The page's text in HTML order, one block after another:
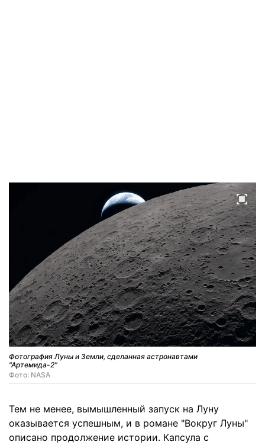
Фотография Луны и Земли, сделанная астронавтами
"Артемида-2"
Фото: NASA
Тем не менее, вымышленный запуск на Луну
оказывается успешным, и в романе "Вокруг Луны"
описано продолжение истории. Капсула с